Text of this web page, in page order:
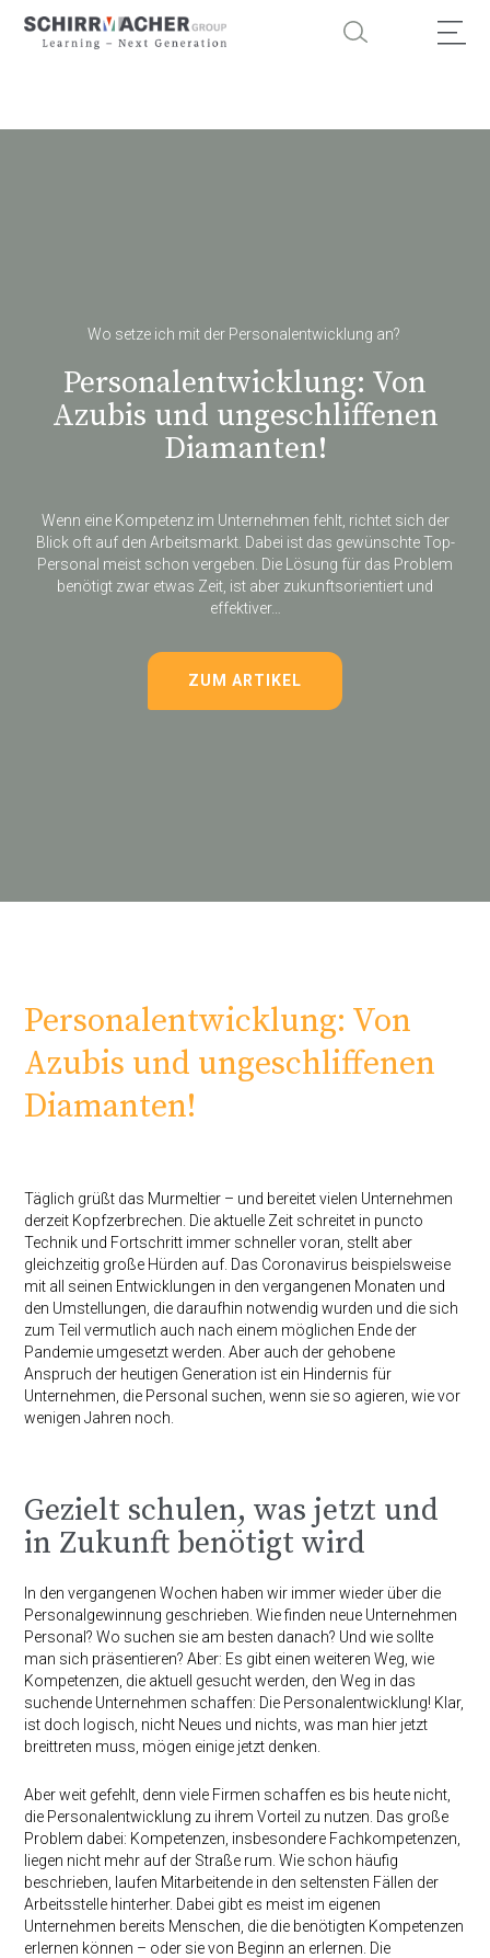
Wo setze ich mit der Personalentwicklung an?
Personalentwicklung: Von
Azubis und ungeschliffenen
Diamanten!
Wenn eine Kompetenz im Unternehmen fehlt, richtet sich der
Blick oft auf den Arbeitsmarkt. Dabei ist das gewünschte Top-
Personal meist schon vergeben. Die Lösung für das Problem
benötigt zwar etwas Zeit, ist aber zukunftsorientiert und
effektiver…
ZUM ARTIKEL
Personalentwicklung: Von
Azubis und ungeschliffenen
Diamanten!
Täglich grüßt das Murmeltier – und bereitet vielen Unternehmen
derzeit Kopfzerbrechen. Die aktuelle Zeit schreitet in puncto
Technik und Fortschritt immer schneller voran, stellt aber
gleichzeitig große Hürden auf. Das Coronavirus beispielsweise
mit all seinen Entwicklungen in den vergangenen Monaten und
den Umstellungen, die daraufhin notwendig wurden und die sich
zum Teil vermutlich auch nach einem möglichen Ende der
Pandemie umgesetzt werden. Aber auch der gehobene
Anspruch der heutigen Generation ist ein Hindernis für
Unternehmen, die Personal suchen, wenn sie so agieren, wie vor
wenigen Jahren noch.
Gezielt schulen, was jetzt und
in Zukunft benötigt wird
In den vergangenen Wochen haben wir immer wieder über die
Personalgewinnung geschrieben. Wie finden neue Unternehmen
Personal? Wo suchen sie am besten danach? Und wie sollte
man sich präsentieren? Aber: Es gibt einen weiteren Weg, wie
Kompetenzen, die aktuell gesucht werden, den Weg in das
suchende Unternehmen schaffen: Die Personalentwicklung! Klar,
ist doch logisch, nicht Neues und nichts, was man hier jetzt
breittreten muss, mögen einige jetzt denken.
Aber weit gefehlt, denn viele Firmen schaffen es bis heute nicht,
die Personalentwicklung zu ihrem Vorteil zu nutzen. Das große
Problem dabei: Kompetenzen, insbesondere Fachkompetenzen,
liegen nicht mehr auf der Straße rum. Wie schon häufig
beschrieben, laufen Mitarbeitende in den seltensten Fällen der
Arbeitsstelle hinterher. Dabei gibt es meist im eigenen
Unternehmen bereits Menschen, die die benötigten Kompetenzen
erlernen können – oder sie von Beginn an erlernen. Die